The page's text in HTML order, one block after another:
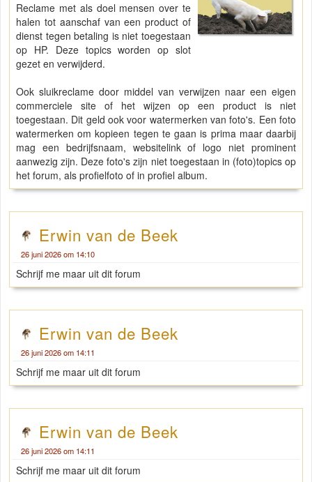
Reclame met als doel mensen over te
halen tot aanschaf van een product of
dienst tegen betaling is niet toegestaan
op HP. Deze topics worden op slot
gezet en verwijderd.
Ook sluikreclame door middel van verwijzen naar een eigen
commerciele site of het wijzen op een product is niet
toegestaan. Dit geld ook voor watermerken van foto's. Een foto
watermerken om kopieen tegen te gaan is prima maar daarbij
mag een bedrijfsnaam, websitelink of logo niet prominent
aanwezig zijn. Deze foto's zijn niet toegestaan in (foto)topics op
het forum, als profielfoto of in profiel album.
Erwin van de Beek
26 juni 2026 om 14:10
Schrijf me maar uit dit forum
Erwin van de Beek
26 juni 2026 om 14:11
Schrijf me maar uit dit forum
Erwin van de Beek
26 juni 2026 om 14:11
Schrijf me maar uit dit forum